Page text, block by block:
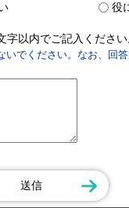
役
字以内でご記入ください
いでください。なお、回